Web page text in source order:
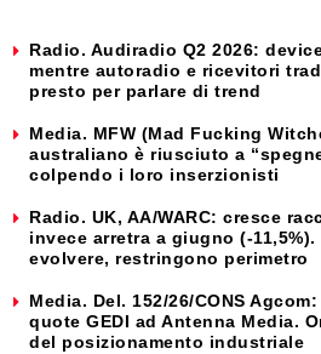
Radio. Audiradio Q2 2026:
mentre autoradio e ricevitori
presto per parlare di trend
Media. MFW (Mad Fucking
australiano è riusciuto a
colpendo i loro inserzionisti
Radio. UK, AA/WARC: cresce
invece arretra a giugno (-
evolvere, restringono perimetro
Media. Del. 152/26/CONS
quote GEDI ad Antenna Media.
del posizionamento industriale